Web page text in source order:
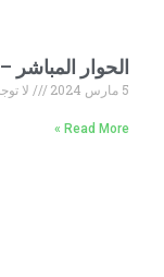
الحوار المباشر
5 مارس 2024 لا
Read More »